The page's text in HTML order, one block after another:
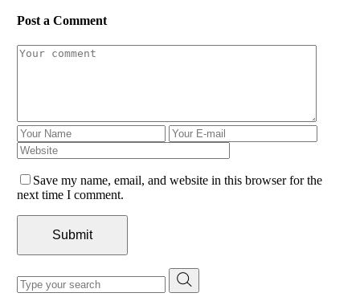
Post a Comment
Save my name, email, and website in this browser for the
next time I comment.
Submit
Search
for: